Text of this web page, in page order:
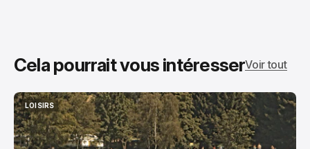
Cela pourrait vous intéresserVoir tout
LOISIRS
LOISIRS